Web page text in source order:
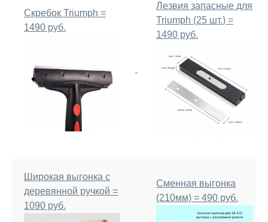
Скребок Triumph =
1490 руб.
Лезвия запасные для
Triumph (25 шт.) =
1490 руб.
Широкая выгонка с
деревянной ручкой =
1090 руб.
Сменная выгонка
(210мм) = 490 руб.